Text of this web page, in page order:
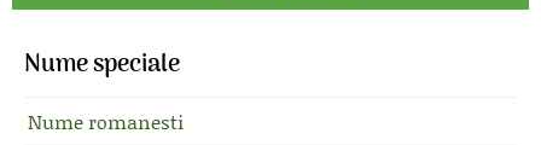
Nume speciale
Nume romanesti